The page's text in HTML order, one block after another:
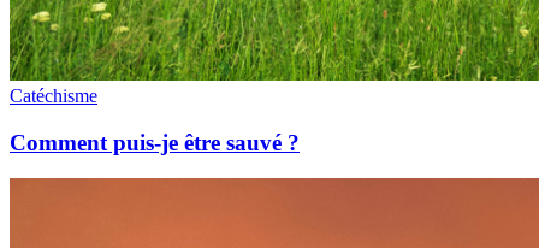
Catéchisme
Comment puis-je être sauvé ?